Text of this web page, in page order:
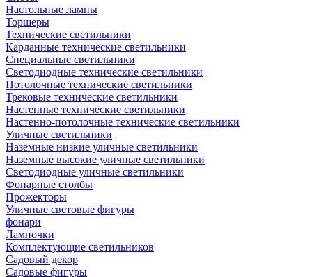
Настольные лампы
Торшеры
Технические светильники
Карданные технические светильники
Специальные светильники
Светодиодные технические светильники
Потолочные технические светильники
Трековые технические светильники
Настенные технические светильники
Настенно-потолочные технические светильники
Уличные светильники
Наземные низкие уличные светильники
Наземные высокие уличные светильники
Светодиодные уличные светильники
Фонарные столбы
Прожекторы
Уличные световые фигуры
фонари
Лампочки
Комплектующие светильников
Садовый декор
Садовые фигуры